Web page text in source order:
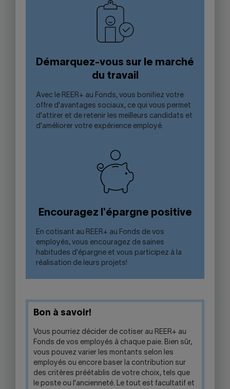
Démarquez-vous sur le marché
du travail
Avec le REER+ au Fonds, vous bonifiez votre
offre d'avantages sociaux, ce qui vous permet
d'attirer et de retenir les meilleurs candidats et
d'améliorer votre expérience employé.
Encouragez l'épargne positive
En cotisant au REER+ au Fonds de vos
employés, vous encouragez de saines
habitudes d'épargne et vous participez à la
réalisation de leurs projets!
Bon à savoir!
Vous pourriez décider de cotiser au REER+ au
Fonds de vos employés à chaque paie. Bien sûr,
vous pouvez varier les montants selon les
employés ou encore baser la contribution sur
des critères préétablis de votre choix, tels que
le poste ou l'ancienneté. Le tout est facultatif et